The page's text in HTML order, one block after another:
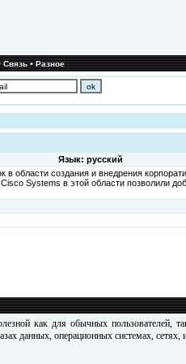
Связь•Разное
Язык: русский
области создания и внедрения
Systems в этой области позволили
как для обычных пользователей,
данных, операционных системах,